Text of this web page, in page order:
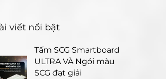
viết nổi bật
Tấm SCG Smartboard
ULTRA VÀ Ngói màu
SCG đạt giải